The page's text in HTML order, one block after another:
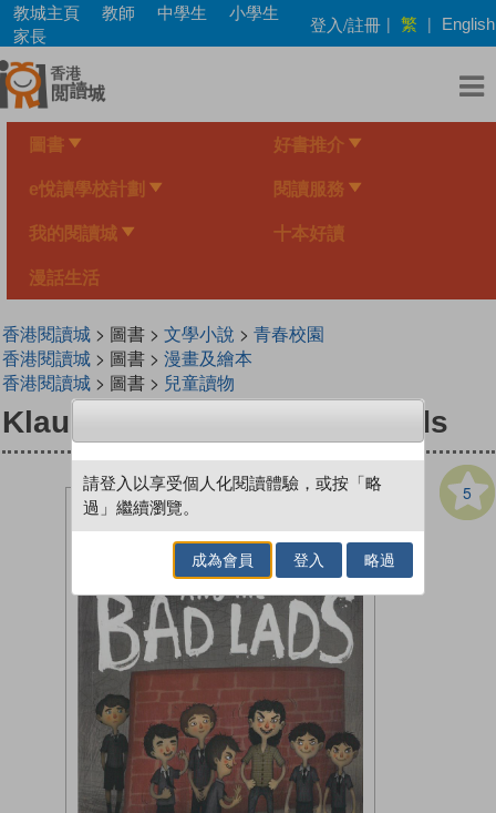
Skip
main
content
教城主頁 教師 中學生
小學生
家長
登入/註冊 | 繁 | English
圖書 好書推介
e悅讀學校計劃 閱讀服務
我的閱讀城 十本好讀
漫話生活
香港閱讀城> 圖書 > 文學小說 > 青春校園
香港閱讀城> 圖書 > 漫畫及繪本
香港閱讀城> 圖書 > 兒童讀物
Klaus Vogel and the Bad Lads
5
請登入以享受個人化閱讀體驗，或按「略
過」繼續瀏覽。
成為會員 登入 略過